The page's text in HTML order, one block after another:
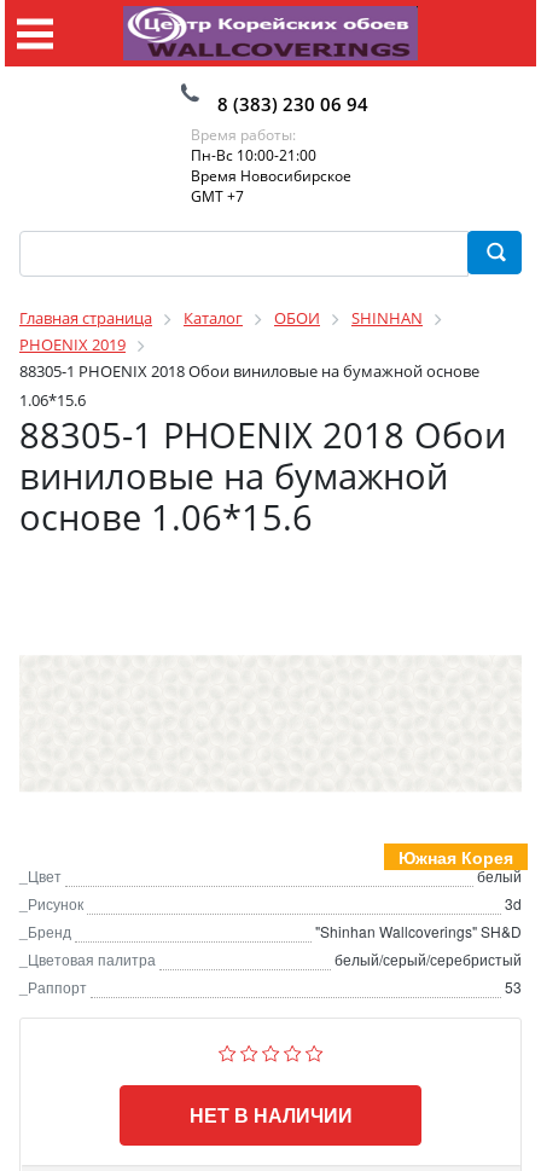
8 (383) 230 06 94
Время работы:
Пн-Вс 10:00-21:00
Время Новосибирское
GMT +7
Главная страница Каталог ОБОИ
SHINHAN
PHOENIX 2019
88305-1 PHOENIX 2018 Обои виниловые на бумажной основе
1.06*15.6
88305-1 PHOENIX 2018 Обои
виниловые на бумажной
основе 1.06*15.6
Южная Корея
_Цвет
белый
_Рисунок
3d
_Бренд
"Shinhan Wallcoverings" SH&D
_Цветовая палитра
белый/серый/серебристый
_Раппорт
53
НЕТ В НАЛИЧИИ